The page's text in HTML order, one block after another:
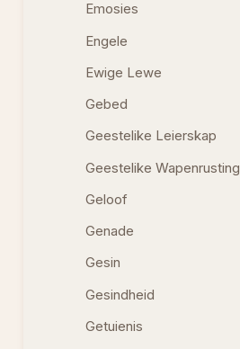
Emosies
Engele
Ewige Lewe
Gebed
Geestelike Leierskap
Geestelike Wapenrusting
Geloof
Genade
Gesin
Gesindheid
Getuienis